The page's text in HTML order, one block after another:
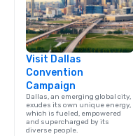
Visit Dallas
Convention
Campaign
Dallas, an emerging global city,
exudes its own unique energy,
which is fueled, empowered
and supercharged by its
diverse people.